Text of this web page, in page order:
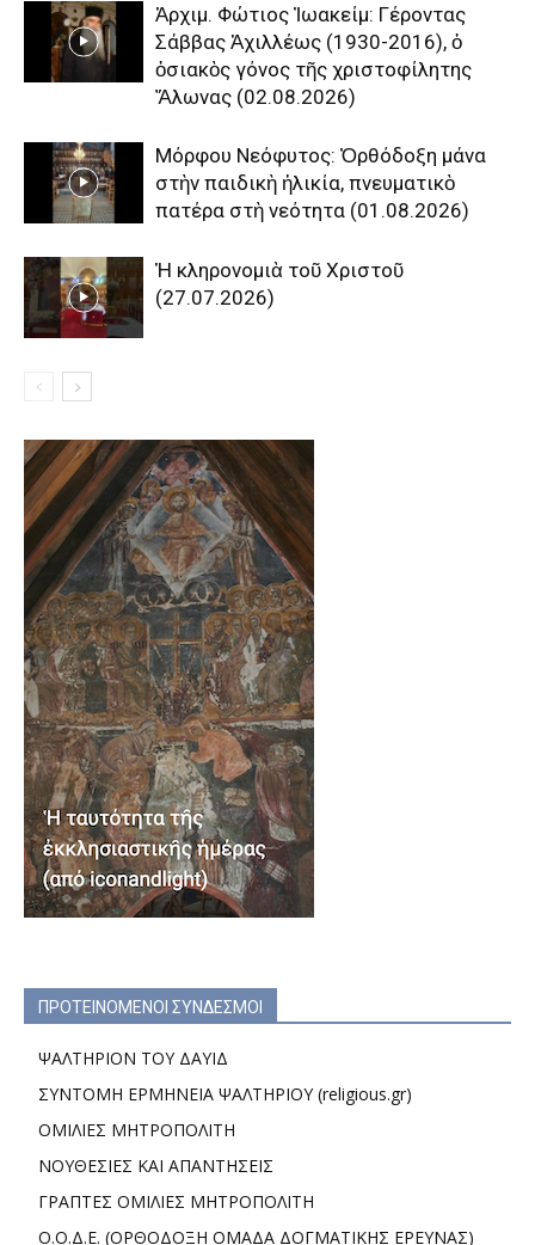
Ἀρχιμ. Φώτιος Ἰωακείμ: Γέροντας
Σάββας Ἀχιλλέως (1930-2016), ὁ
ὁσιακὸς γόνος τῆς χριστοφίλητης
Ἅλωνας (02.08.2026)
Μόρφου Νεόφυτος: Ὀρθόδοξη μάνα
στὴν παιδικὴ ἡλικία, πνευματικὸ
πατέρα στὴ νεότητα (01.08.2026)
Ἡ κληρονομιὰ τοῦ Χριστοῦ
(27.07.2026)
ΠΡΟΤΕΙΝΟΜΕΝΟΙ ΣΥΝΔΕΣΜΟΙ
ΨΑΛΤΗΡΙΟΝ ΤΟΥ ΔΑΥΙΔ
ΣΥΝΤΟΜΗ ΕΡΜΗΝΕΙΑ ΨΑΛΤΗΡΙΟΥ (religious.gr)
ΟΜΙΛΙΕΣ ΜΗΤΡΟΠΟΛΙΤΗ
ΝΟΥΘΕΣΙΕΣ ΚΑΙ ΑΠΑΝΤΗΣΕΙΣ
ΓΡΑΠΤΕΣ ΟΜΙΛΙΕΣ ΜΗΤΡΟΠΟΛΙΤΗ
Ο.Ο.Δ.Ε. (ΟΡΘΟΔΟΞΗ ΟΜΑΔΑ ΔΟΓΜΑΤΙΚΗΣ ΕΡΕΥΝΑΣ)